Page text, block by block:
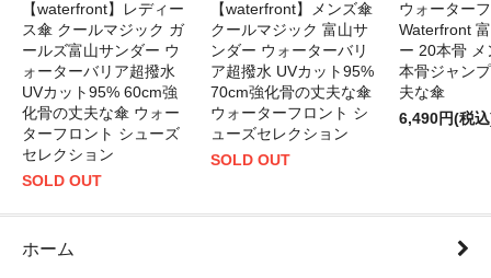
【waterfront】レディー
ス傘 クールマジック ガ
ールズ富山サンダー ウ
ォーターバリア超撥水
UVカット95% 60cm強
化骨の丈夫な傘 ウォー
ターフロント シューズ
セレクション
SOLD OUT
【waterfront】メンズ傘
クールマジック 富山サ
ンダー ウォーターバリ
ア超撥水 UVカット95%
70cm強化骨の丈夫な傘
ウォーターフロント シ
ューズセレクション
SOLD OUT
ウォーター
Waterfront
ー 20本骨 メ
本骨ジャン
夫な傘
6,490円(税
ホーム